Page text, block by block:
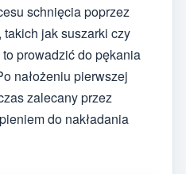
schnięcia poprzez
takich jak suszarki czy
prowadzić do pękania
nałożeniu pierwszej
zalecany przez
do nakładania